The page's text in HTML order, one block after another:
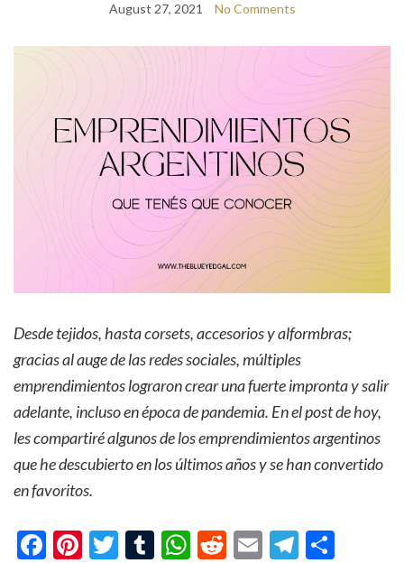
August 27, 2021 No Comments
Desde tejidos, hasta corsets, accesorios y alformbras;
gracias al auge de las redes sociales, múltiples
emprendimientos lograron crear una fuerte impronta y salir
adelante, incluso en época de pandemia. En el post de hoy,
les compartiré algunos de los emprendimientos argentinos
que he descubierto en los últimos años y se han convertido
en favoritos.
Facebook
Pinterest
Twitter
Tumblr
WhatsApp
Reddit
Email